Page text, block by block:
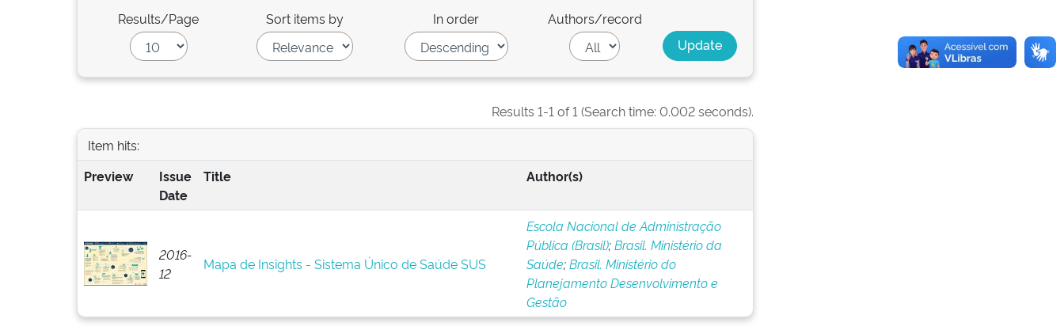
Results/Page Sort items by In order Authors/record
Results 1-1 of 1 (Search time: 0.002 seconds).
Item hits:
Preview
Issue
Date
Title Author(s)
2016-
12
Mapa de Insights - Sistema Único de Saúde SUS
Escola Nacional de Administração
Pública (Brasil);Brasil. Ministério da
Saúde;Brasil. Ministério do
Planejamento Desenvolvimento e
Gestão